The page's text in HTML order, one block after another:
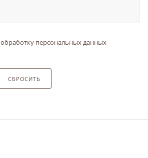
обработку персональных данных
СБРОСИТЬ